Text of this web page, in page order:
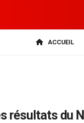
ACCUEIL
résultats du